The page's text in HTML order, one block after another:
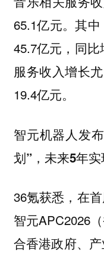
65.1亿元。其
45.7亿元，同
服务收入增长
19.4亿元。
智元机器人发
划”，未来5年
36氪获悉，在
智元APC2026
合香港政府、